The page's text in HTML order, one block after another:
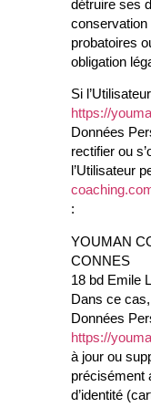
détruire ses
conservation
probatoires
obligation
Si
https://
Données
rectifier ou
l’Utilisateur
:
YOUMAN
CONNES
18 bd Emile
Dans ce cas,
Données
https://
à jour ou
précisément
d’identité